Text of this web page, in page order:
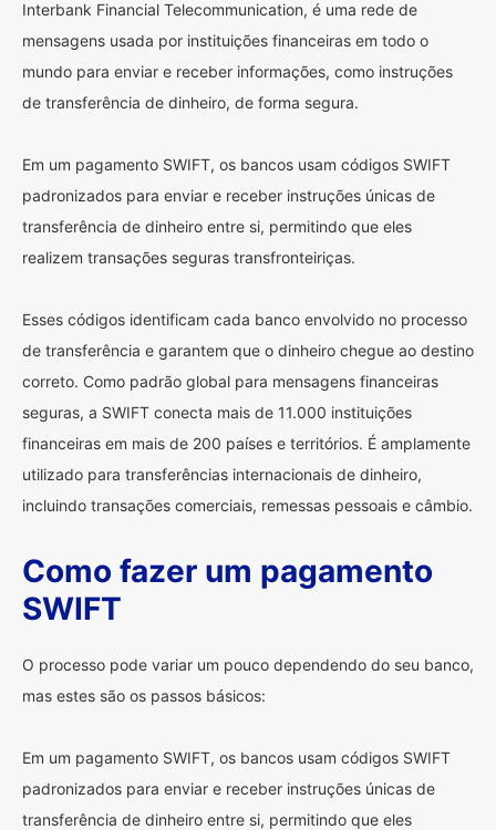
Interbank Financial Telecommunication, é uma rede de
mensagens usada por instituições financeiras em todo o
mundo para enviar e receber informações, como instruções
de transferência de dinheiro, de forma segura.
Em um pagamento SWIFT, os bancos usam códigos SWIFT
padronizados para enviar e receber instruções únicas de
transferência de dinheiro entre si, permitindo que eles
realizem transações seguras transfronteiriças.
Esses códigos identificam cada banco envolvido no processo
de transferência e garantem que o dinheiro chegue ao destino
correto. Como padrão global para mensagens financeiras
seguras, a SWIFT conecta mais de 11.000 instituições
financeiras em mais de 200 países e territórios. É amplamente
utilizado para transferências internacionais de dinheiro,
incluindo transações comerciais, remessas pessoais e câmbio.
Como fazer um pagamento
SWIFT
O processo pode variar um pouco dependendo do seu banco,
mas estes são os passos básicos:
Em um pagamento SWIFT, os bancos usam códigos SWIFT
padronizados para enviar e receber instruções únicas de
transferência de dinheiro entre si, permitindo que eles